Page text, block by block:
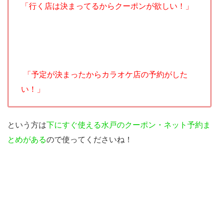
「行く店は決まってるからクーポンが欲しい！」
「予定が決まったからカラオケ店の予約がした
い！」
という方は下にすぐ使える水戸のクーポン・ネット予約ま
とめがあるので使ってくださいね！